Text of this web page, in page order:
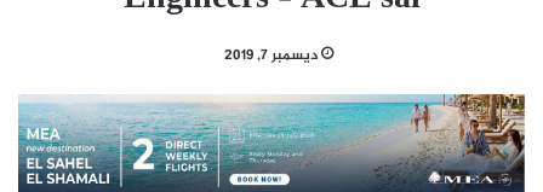
ديسمبر 7, 2019